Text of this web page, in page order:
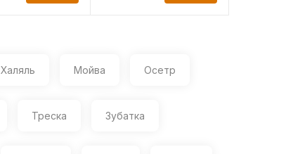
Халяль Мойва Осетр
Треска Зубатка